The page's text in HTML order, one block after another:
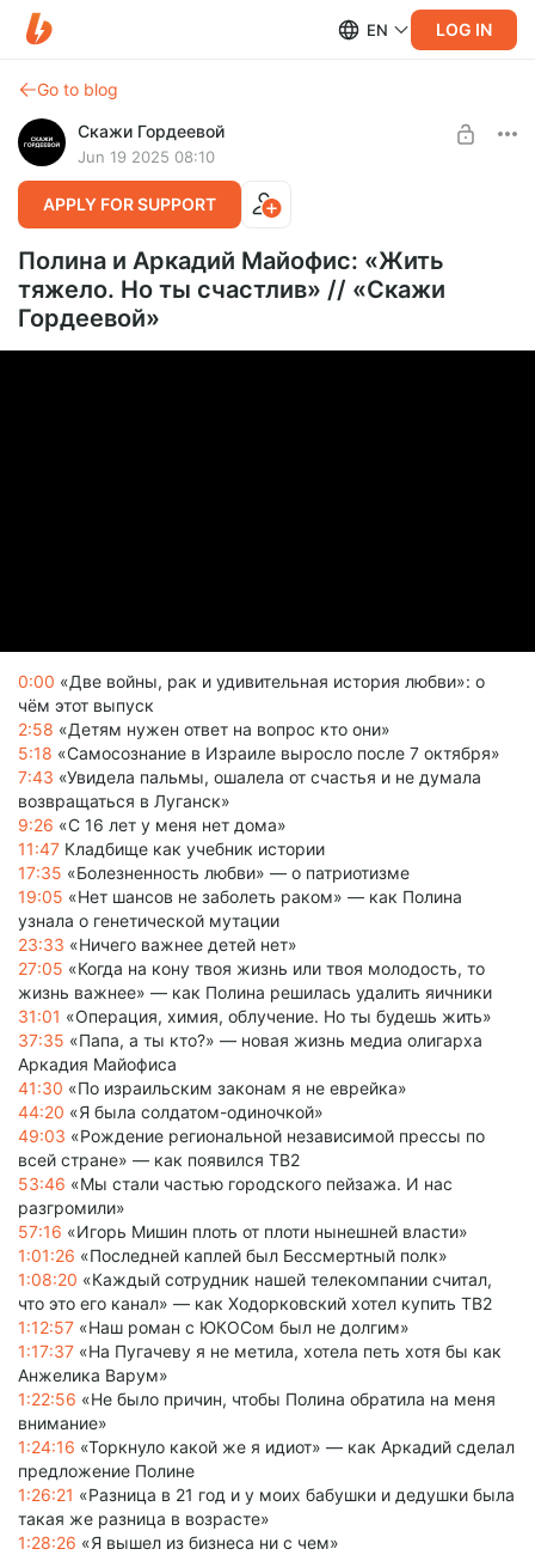
EN LOG IN
Go to blog
Скажи Гордеевой
Jun 19 2025 08:10
APPLY FOR SUPPORT
Полина и Аркадий Майофис: «Жить
тяжело. Но ты счастлив» // «Скажи
Гордеевой»
0:00 «Две войны, рак и удивительная история любви»: о
чём этот выпуск
2:58 «Детям нужен ответ на вопрос кто они»
5:18 «Самосознание в Израиле выросло после 7 октября»
7:43 «Увидела пальмы, ошалела от счастья и не думала
возвращаться в Луганск»
9:26 «С 16 лет у меня нет дома»
11:47 Кладбище как учебник истории
17:35 «Болезненность любви» — о патриотизме
19:05 «Нет шансов не заболеть раком» — как Полина
узнала о генетической мутации
23:33 «Ничего важнее детей нет»
27:05 «Когда на кону твоя жизнь или твоя молодость, то
жизнь важнее» — как Полина решилась удалить яичники
31:01 «Операция, химия, облучение. Но ты будешь жить»
37:35 «Папа, а ты кто?» — новая жизнь медиа олигарха
Аркадия Майофиса
41:30 «По израильским законам я не еврейка»
44:20 «Я была солдатом-одиночкой»
49:03 «Рождение региональной независимой прессы по
всей стране» — как появился ТВ2
53:46 «Мы стали частью городского пейзажа. И нас
разгромили»
57:16 «Игорь Мишин плоть от плоти нынешней власти»
1:01:26 «Последней каплей был Бессмертный полк»
1:08:20 «Каждый сотрудник нашей телекомпании считал,
что это его канал» — как Ходорковский хотел купить ТВ2
1:12:57 «Наш роман с ЮКОСом был не долгим»
1:17:37 «На Пугачеву я не метила, хотела петь хотя бы как
Анжелика Варум»
1:22:56 «Не было причин, чтобы Полина обратила на меня
внимание»
1:24:16 «Торкнуло какой же я идиот» — как Аркадий сделал
предложение Полине
1:26:21 «Разница в 21 год и у моих бабушки и дедушки была
такая же разница в возрасте»
1:28:26 «Я вышел из бизнеса ни с чем»